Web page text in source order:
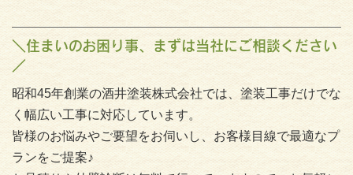
＼住まいのお困り事、まずは当社にご相談ください
／
昭和45年創業の酒井塗装株式会社では、塗装工事だけでな
く幅広い工事に対応しています。
皆様のお悩みやご要望をお伺いし、お客様目線で最適なプ
ランをご提案♪